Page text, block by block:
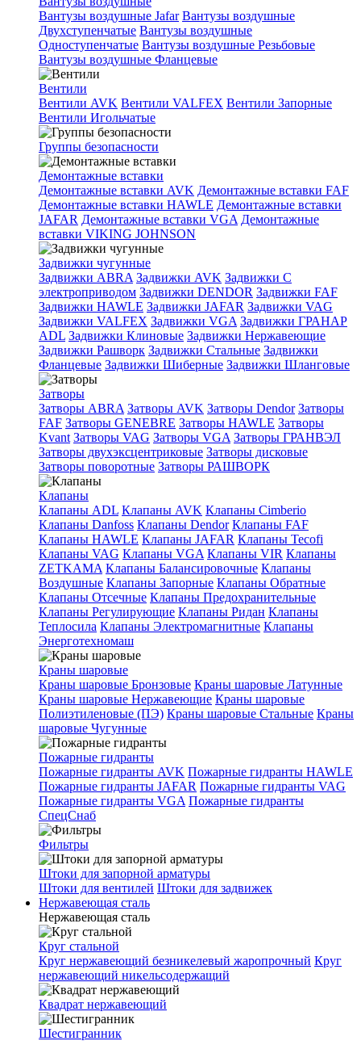
Вантузы воздушные Jafar Вантузы воздушные
Двухступенчатые Вантузы воздушные
Одноступенчатые Вантузы воздушные Резьбовые
Вантузы воздушные Фланцевые
Вентили
Вентили AVK Вентили VALFEX Вентили Запорные
Вентили Игольчатые
Группы безопасности
Демонтажные вставки
Демонтажные вставки AVK Демонтажные вставки FAF
Демонтажные вставки HAWLE Демонтажные вставки
JAFAR Демонтажные вставки VGA Демонтажные
вставки VIKING JOHNSON
Задвижки чугунные
Задвижки ABRA Задвижки AVK Задвижки C
электроприводом Задвижки DENDOR Задвижки FAF
Задвижки HAWLE Задвижки JAFAR Задвижки VAG
Задвижки VALFEX Задвижки VGA Задвижки ГРАНАР
ADL Задвижки Клиновые Задвижки Нержавеющие
Задвижки Рашворк Задвижки Стальные Задвижки
Фланцевые Задвижки Шиберные Задвижки Шланговые
Затворы
Затворы ABRA Затворы AVK Затворы Dendor Затворы
FAF Затворы GENEBRE Затворы HAWLE Затворы
Kvant Затворы VAG Затворы VGA Затворы ГРАНВЭЛ
Затворы двухэксцентриковые Затворы дисковые
Затворы поворотные Затворы РАШВОРК
Клапаны
Клапаны ADL Клапаны AVK Клапаны Cimberio
Клапаны Danfoss Клапаны Dendor Клапаны FAF
Клапаны HAWLE Клапаны JAFAR Клапаны Tecofi
Клапаны VAG Клапаны VGA Клапаны VIR Клапаны
ZETKAMA Клапаны Балансировочные Клапаны
Воздушные Клапаны Запорные Клапаны Обратные
Клапаны Отсечные Клапаны Предохранительные
Клапаны Регулирующие Клапаны Ридан Клапаны
Теплосила Клапаны Электромагнитные Клапаны
Энерготехномаш
Краны шаровые
Краны шаровые Бронзовые Краны шаровые Латунные
Краны шаровые Нержавеющие Краны шаровые
Полиэтиленовые (ПЭ) Краны шаровые Стальные Краны
шаровые Чугунные
Пожарные гидранты
Пожарные гидранты AVK Пожарные гидранты HAWLE
Пожарные гидранты JAFAR Пожарные гидранты VAG
Пожарные гидранты VGA Пожарные гидранты
СпецСнаб
Фильтры
Штоки для запорной арматуры
Штоки для вентилей Штоки для задвижек
Нержавеющая сталь
Нержавеющая сталь
Круг стальной
Круг нержавеющий безникелевый жаропрочный Круг
нержавеющий никельсодержащий
Квадрат нержавеющий
Шестигранник